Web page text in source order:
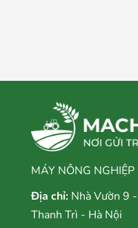
MÁY NÔNG
Địa chỉ: Nhà Vườn 9
Thanh Trì - Hà Nội